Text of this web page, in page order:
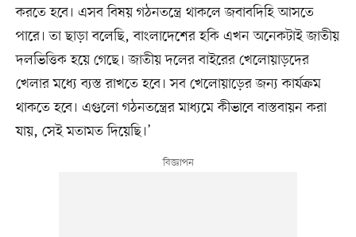
করতে হবে। এসব বিষয় গঠনতন্ত্রে থাকলে জবাবদিহি আসতে
পারে। তা ছাড়া বলেছি, বাংলাদেশের হকি এখন অনেকটাই জাতীয়
দলভিত্তিক হয়ে গেছে। জাতীয় দলের বাইরের খেলোয়াড়দের
খেলার মধ্যে ব্যস্ত রাখতে হবে। সব খেলোয়াড়ের জন্য কার্যক্রম
থাকতে হবে। এগুলো গঠনতন্ত্রের মাধ্যমে কীভাবে বাস্তবায়ন করা
যায়, সেই মতামত দিয়েছি।’